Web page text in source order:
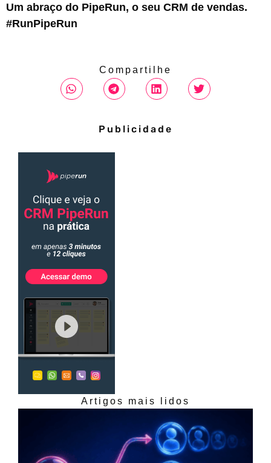
Um abraço do PipeRun, o seu CRM de vendas.
#RunPipeRun
Compartilhe
Publicidade
Artigos mais lidos